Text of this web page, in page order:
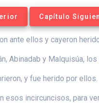
Capítulo
ante ellos y cayeron
Abinadab y Malquisúa, los
y fue herido por ellos.
incircuncisos, para